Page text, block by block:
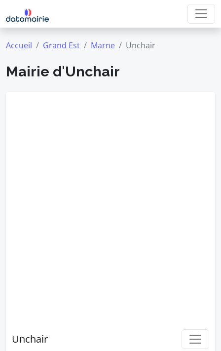
Accueil Grand Est Marne Unchair
Mairie d'Unchair
Unchair